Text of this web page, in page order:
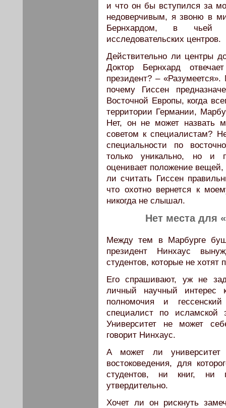
и что он бы вступился за
недоверчивым, я звоню в
Бернхардом, в чьей
исследовательских центров.
Действительно ли центры
Доктор Бернхард
президент? –
почему Гиссен
Восточной Европы, когда
территории Германии,
Нет, он не может назвать
советом к специалистам?
специальности по
только уникально, но и
оценивает положение
ли считать Гиссен
что охотно вернется к
никогда не слышал.
Нет места для
Между тем в Марбурге
президент Нинхаус
студентов, которые не хотят
Его спрашивают, уж не
личный научный интерес
полномочия и
специалист по исламской
Университет не может
говорит Нинхаус.
А может ли университет
востоковедения, для
студентов, ни книг, ни
утвердительно.
Хочет ли он рискнуть